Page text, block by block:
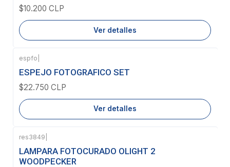
$10.200 CLP
Ver detalles
Agotado
espfo
ESPEJO FOTOGRAFICO SET
$22.750 CLP
Ver detalles
Agotado
res3849
LAMPARA FOTOCURADO OLIGHT 2
WOODPECKER